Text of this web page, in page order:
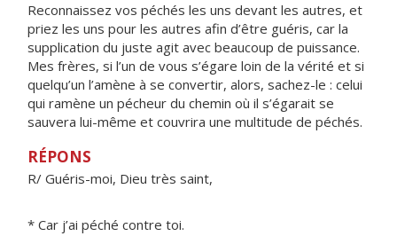
Reconnaissez vos péchés les uns devant les autres, et
priez les uns pour les autres afin d’être guéris, car la
supplication du juste agit avec beaucoup de puissance.
Mes frères, si l’un de vous s’égare loin de la vérité et si
quelqu’un l’amène à se convertir, alors, sachez-le : celui
qui ramène un pécheur du chemin où il s’égarait se
sauvera lui-même et couvrira une multitude de péchés.
RÉPONS
R/ Guéris-moi, Dieu très saint,
* Car j’ai péché contre toi.